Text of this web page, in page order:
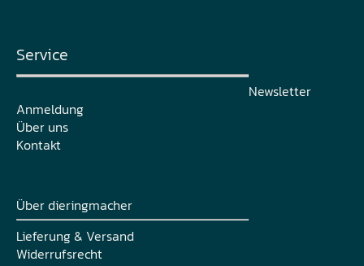
Service
Newsletter
Anmeldung
Über uns
Kontakt
Über dieringmacher
Lieferung & Versand
Widerrufsrecht